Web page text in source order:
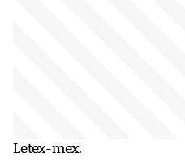
Letex-mex.